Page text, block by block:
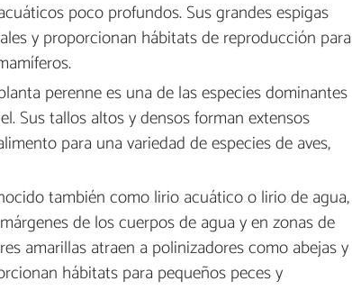
poco profundos. Sus grandes espigas
y proporcionan hábitats de reproducción para
perenne es una de las especies dominantes
Sus tallos altos y densos forman extensos
para una variedad de especies de aves,
también como lirio acuático o lirio de agua,
de los cuerpos de agua y en zonas de
amarillas atraen a polinizadores como abejas y
hábitats para pequeños peces y